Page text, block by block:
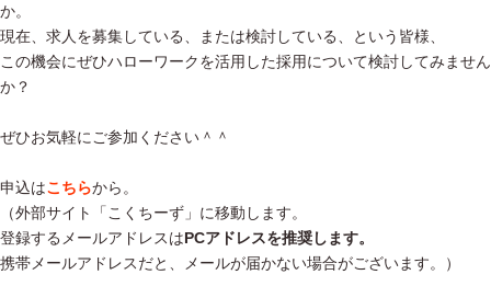
か。
現在、求人を募集している、または検討している、という皆様、
この機会にぜひハローワークを活用した採用について検討してみません
か？
ぜひお気軽にご参加ください＾＾
申込はこちらから。
（外部サイト「こくちーず」に移動します。
登録するメールアドレスはPCアドレスを推奨します。
携帯メールアドレスだと、メールが届かない場合がございます。）